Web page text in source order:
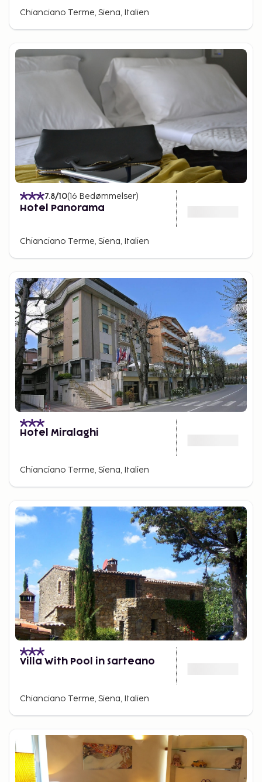
Chianciano Terme, Siena, Italien
7.8/10(16 Bedømmelser)
Hotel Panorama
Chianciano Terme, Siena, Italien
Hotel Miralaghi
Chianciano Terme, Siena, Italien
Villa With Pool in Sarteano
Chianciano Terme, Siena, Italien